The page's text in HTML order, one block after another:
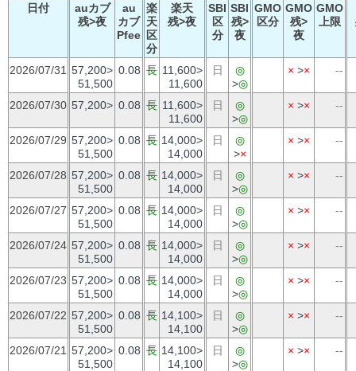
日付
auカブ
残>夜
au
カブ
Pfee
楽
天
区
分
楽天
残>夜
SBI
区
分
SBI
残>
夜
GMO
区分
GMO
残>
夜
GMO
上限
2026/07/31 57,200>
51,500
0.08 長 11,600>
11,600
日
◎
>◎
× >× --
2026/07/30 57,200> 0.08 長 11,600>
11,600
日
◎
>◎
× >× --
2026/07/29 57,200>
51,500
0.08 長 14,000>
14,000
日
◎
>×
× >× --
2026/07/28 57,200>
51,500
0.08 長 14,000>
14,000
日
◎
>◎
× >× --
2026/07/27 57,200>
51,500
0.08 長 14,000>
14,000
日
◎
>◎
× >× --
2026/07/24 57,200>
51,500
0.08 長 14,000>
14,000
日
◎
>◎
× >× --
2026/07/23 57,200>
51,500
0.08 長 14,000>
14,000
日
◎
>◎
× >× --
2026/07/22 57,200>
51,500
0.08 長 14,100>
14,100
日
◎
>◎
× >× --
2026/07/21 57,200>
51,500
0.08 長 14,100>
14,100
日
◎
>◎
× >× --